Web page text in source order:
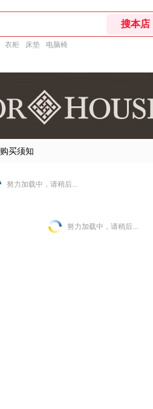
衣柜 床垫 电脑椅
购买须知
努力加载中，请稍后...
努力加载中，请稍后...